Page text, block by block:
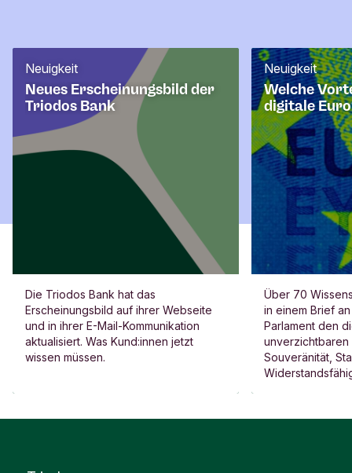
r
Neues Erscheinungsbild der
Triodos Bank
Neuigkeit
Die Triodos Bank hat das
Erscheinungsbild auf ihrer Webseite
und in ihrer E-Mail-Kommunikation
aktualisiert. Was Kund:innen jetzt
wissen müssen.
Welche
digitale
Neuigkeit
Über 70
in einem Brief
Parlament den
unverzichtbaren
Souveränität,